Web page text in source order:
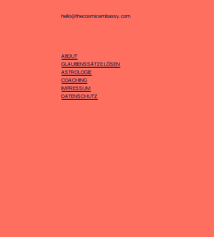
hello@thecosmicembassy.com
ABOUT
GLAUBENSSÄTZE LÖSEN
ASTROLOGIE
COACHING
IMPRESSUM
DATENSCHUTZ